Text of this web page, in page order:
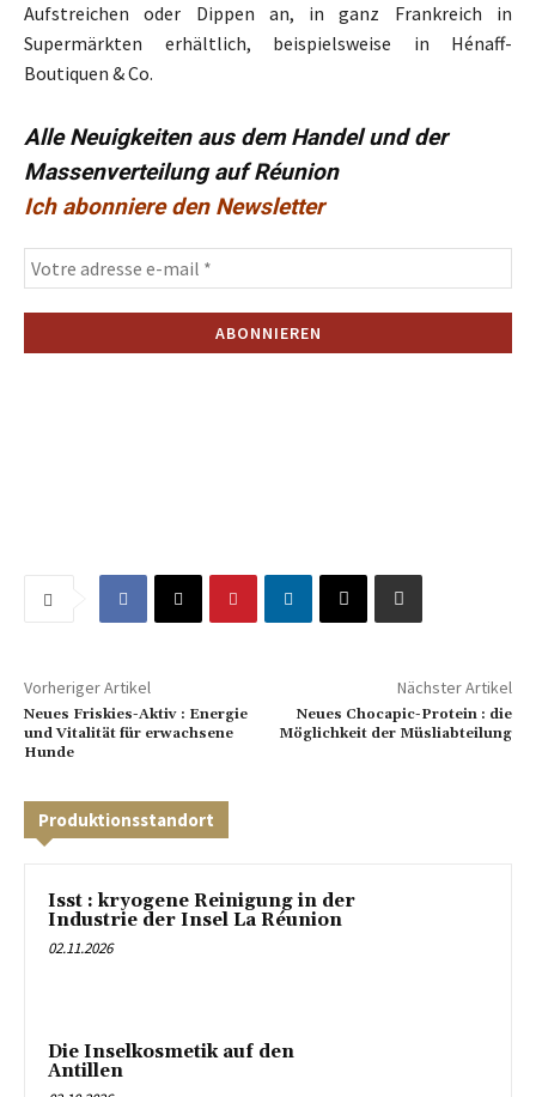
Aufstreichen oder Dippen an, in ganz Frankreich in
Supermärkten erhältlich, beispielsweise in Hénaff-
Boutiquen & Co.
Alle Neuigkeiten aus dem Handel und der
Massenverteilung auf Réunion
Ich abonniere den Newsletter
Vorheriger Artikel
Neues Friskies-Aktiv : Energie
und Vitalität für erwachsene
Hunde
Nächster Artikel
Neues Chocapic-Protein : die
Möglichkeit der Müsliabteilung
Produktionsstandort
Isst : kryogene Reinigung in der
Industrie der Insel La Réunion
02.11.2026
Die Inselkosmetik auf den
Antillen